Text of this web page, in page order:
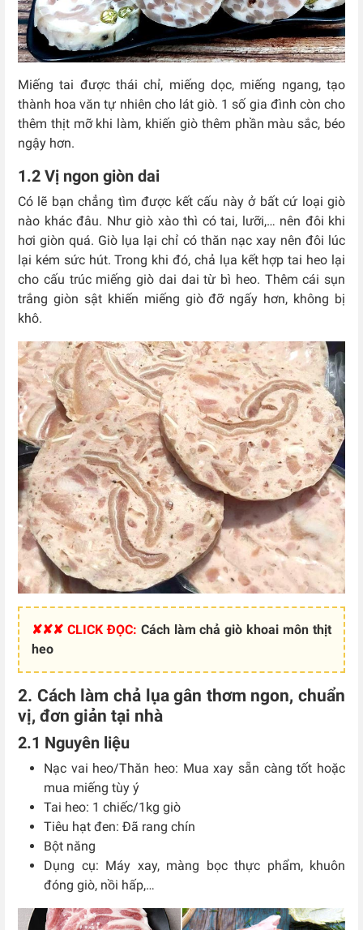
Miếng tai được thái chỉ, miếng dọc, miếng ngang, tạo
thành hoa văn tự nhiên cho lát giò. 1 số gia đình còn cho
thêm thịt mỡ khi làm, khiến giò thêm phần màu sắc, béo
ngậy hơn.
1.2 Vị ngon giòn dai
Có lẽ bạn chẳng tìm được kết cấu này ở bất cứ loại giò
nào khác đâu. Như giò xào thì có tai, lưỡi,… nên đôi khi
hơi giòn quá. Giò lụa lại chỉ có thăn nạc xay nên đôi lúc
lại kém sức hút. Trong khi đó, chả lụa kết hợp tai heo lại
cho cấu trúc miếng giò dai dai từ bì heo. Thêm cái sụn
trắng giòn sật khiến miếng giò đỡ ngấy hơn, không bị
khô.
✘✘✘ CLICK ĐỌC: Cách làm chả giò khoai môn thịt
heo
2. Cách làm chả lụa gân thơm ngon, chuẩn
vị, đơn giản tại nhà
2.1 Nguyên liệu
Nạc vai heo/Thăn heo: Mua xay sẵn càng tốt hoặc
mua miếng tùy ý
Tai heo: 1 chiếc/1kg giò
Tiêu hạt đen: Đã rang chín
Bột năng
Dụng cụ: Máy xay, màng bọc thực phẩm, khuôn
đóng giò, nồi hấp,…